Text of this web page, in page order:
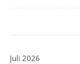
Juli 2026